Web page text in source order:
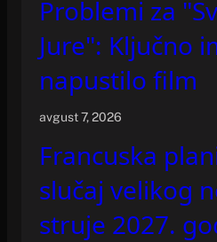
Problemi za
Jure": Ključno
napustilo film
avgust 7, 2026
Francuska
slučaj velikog
struje 2027.